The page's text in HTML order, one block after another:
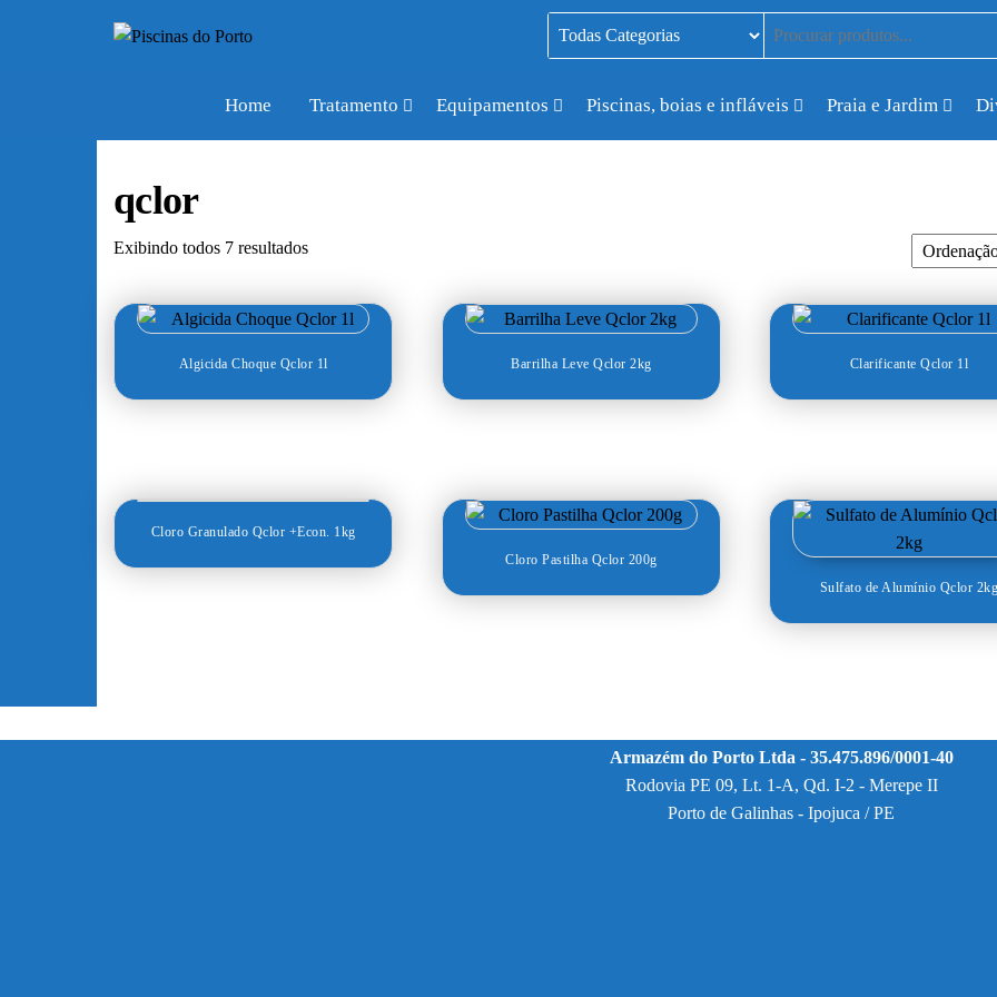
Porto
para
Home Tratamento Equipamentos Piscinas, boias e infláveis Praia e Jardim
qclor
Exibindo todos 7 resultados
Algicida Choque Qclor 1l Barrilha Leve Qclor 2kg Clarificante Qclor 1l
Cloro Granulado Qclor +Econ. 1kg
Cloro Pastilha Qclor 200g
Sulfato de Alumínio Qclor
Armazém do Porto Ltda - 35.475.896/0001-40
Rodovia PE 09, Lt. 1-A, Qd. I-2 - Merepe II
Porto de Galinhas - Ipojuca / PE